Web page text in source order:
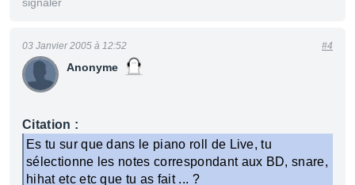
Anonyme
03 Janvier 2005 à 12:52 #4
Citation :
Es tu sur que dans le piano roll de Live, tu
sélectionne les notes correspondant aux BD, snare,
hihat etc etc que tu as fait ... ?